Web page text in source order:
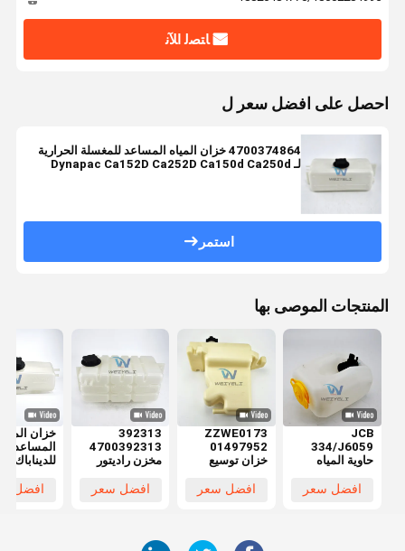
ﺎﺘﺼﻟ ﺍﻶﻧ
احصل على افضل سعر ل
4700374864 خزان المياه المساعد للمغسلة الحرارية
لـ Dynapac Ca152D Ca252D Ca150d Ca250d
استمر
المنتجات الموصى بها
JCB
334/J6059
حاوية المياه
التوسع السائل
افضل سعر
ZZWE0173
01497952
خزان توسيع
للدلو
افضل سعر
392313
4700392313
مخزن راديتور
ديناباك Ca250
افضل سعر
خزان
المساعد
للديناباك
افضل